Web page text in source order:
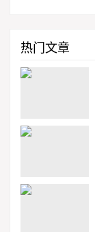
热门文章